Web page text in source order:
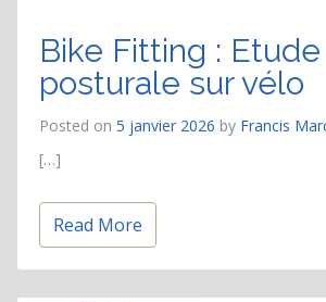
Bike Fitting : Etude
posturale sur vélo
Posted on 5 janvier 2026 by Francis
[…]
Read More